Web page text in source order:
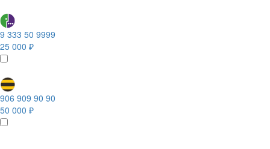
9 333 50 9999
25 000 ₽
906 909 90 90
50 000 ₽